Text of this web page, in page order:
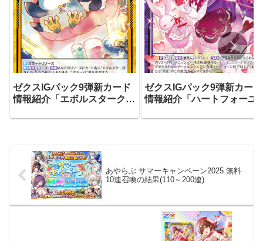
ゼクスIGパック9弾新カード
情報紹介「エボルスタークレ
ゼクスIGパック9弾新カード
情報紹介「ハートフォーユ
あやらぶ サマーキャンペーン2025 無料
10連召喚の結果(110～200連)